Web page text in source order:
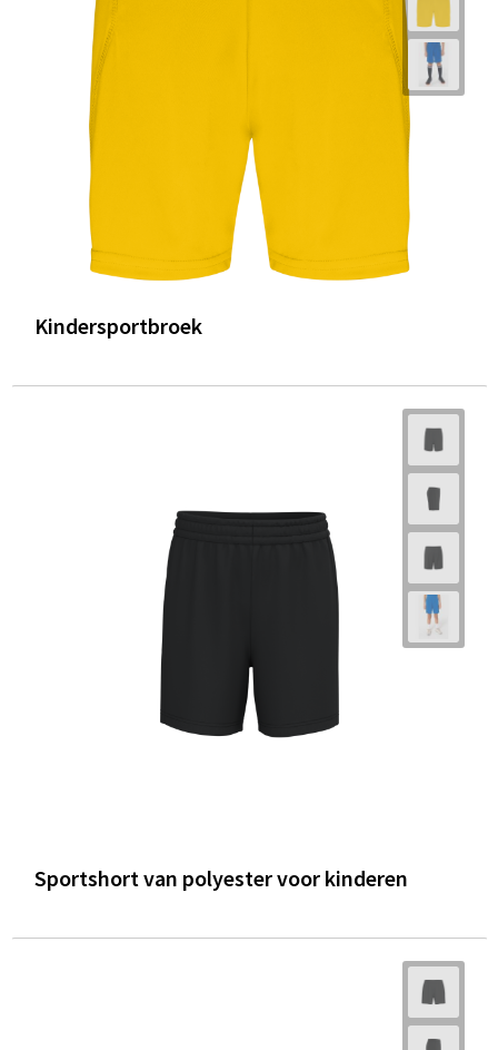
Kindersportbroek
Sportshort van polyester voor kinderen